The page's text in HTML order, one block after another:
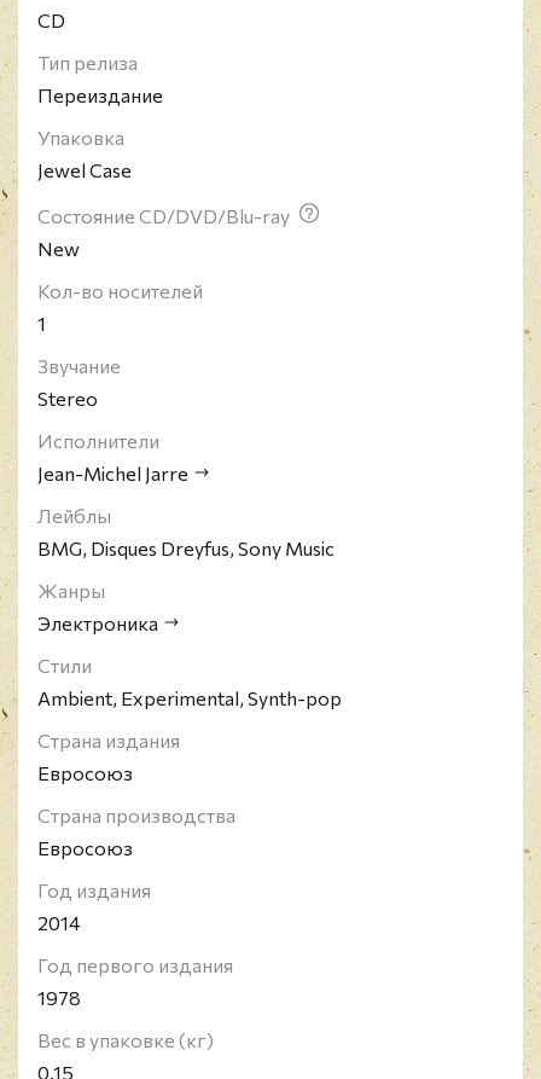
CD
Тип релиза
Переиздание
Упаковка
Jewel Case
Состояние CD/DVD/Blu-ray
New
Кол-во носителей
1
Звучание
Stereo
Исполнители
Jean-Michel Jarre
Лейблы
BMG, Disques Dreyfus, Sony Music
Жанры
Электроника
Стили
Ambient, Experimental, Synth-pop
Страна издания
Евросоюз
Страна производства
Евросоюз
Год издания
2014
Год первого издания
1978
Вес в упаковке (кг)
0.15